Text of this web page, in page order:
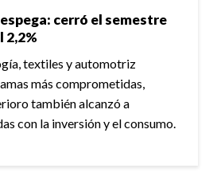
cerró el semestre
2,2%
textiles y automotriz
más comprometidas,
también alcanzó a
con la inversión y el consumo.